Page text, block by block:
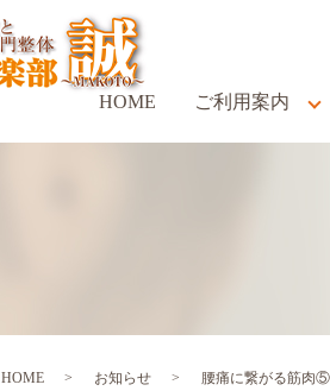
HOME ご利用案内
HOME お知らせ 腰痛に繋がる筋肉⑤